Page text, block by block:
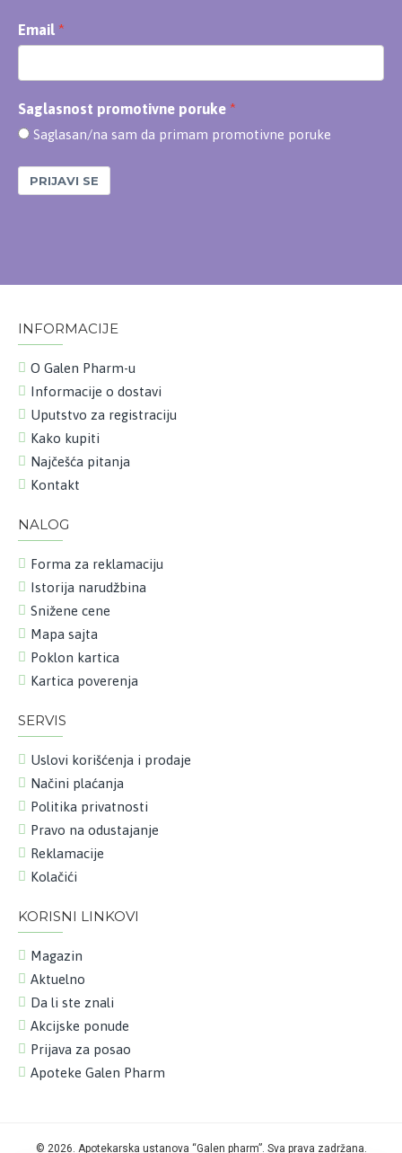
Email
Saglasnost promotivne poruke
Saglasan/na sam da primam promotivne poruke
PRIJAVI SE
INFORMACIJE
O Galen Pharm-u
Informacije o dostavi
Uputstvo za registraciju
Kako kupiti
Najčešća pitanja
Kontakt
NALOG
Forma za reklamaciju
Istorija narudžbina
Snižene cene
Mapa sajta
Poklon kartica
Kartica poverenja
SERVIS
Uslovi korišćenja i prodaje
Načini plaćanja
Politika privatnosti
Pravo na odustajanje
Reklamacije
Kolačići
KORISNI LINKOVI
Magazin
Aktuelno
Da li ste znali
Akcijske ponude
Prijava za posao
Apoteke Galen Pharm
© 2026. Apotekarska ustanova “Galen pharm”. Sva prava zadržana.